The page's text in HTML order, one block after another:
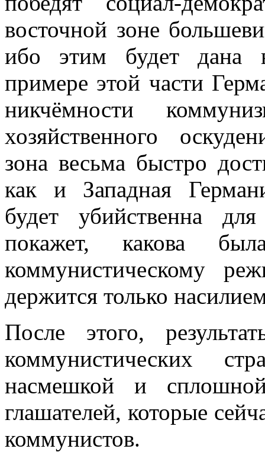
восточной зоне
ибо этим будет дана
примере этой части
никчёмности
хозяйственного
зона весьма быстро
как и Западная
будет убийственна
пока­жет, какова
коммунистическому
держится только
После этого,
коммунистических
насмешкой и
глашателей, которые
коммунистов.